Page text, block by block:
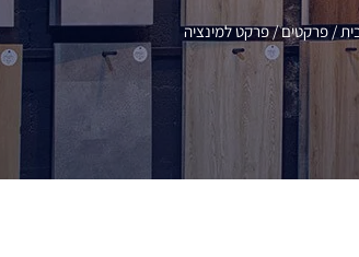
/פרקטים/ פרקט למינציה